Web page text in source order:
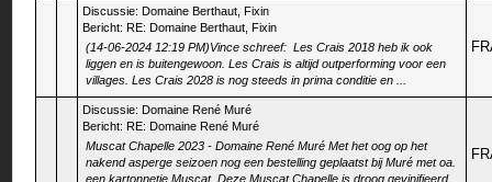
Discussie: Domaine Berthaut, Fixin
Bericht: RE: Domaine Berthaut, Fixin
(14-06-2024 12:19 PM)Vince schreef: Les Crais 2018 heb ik ook
liggen en is buitengewoon. Les Crais is altijd outperforming voor een
villages. Les Crais 2028 is nog steeds in prima conditie en ...
Discussie: Domaine René Muré
Bericht: RE: Domaine René Muré
Muscat Chapelle 2023 - Domaine René Muré Met het oog op het
nakend asperge seizoen nog een bestelling geplaatst bij Muré met oa.
een kartonnetje Muscat. Deze Muscat Chapelle is droog gevinifieerd